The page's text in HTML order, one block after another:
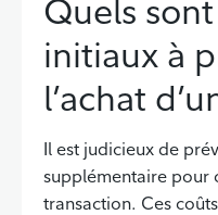
Quels
initiaux à
l’achat
Il est judicieux de
supplémentaire pour
transaction. Ces